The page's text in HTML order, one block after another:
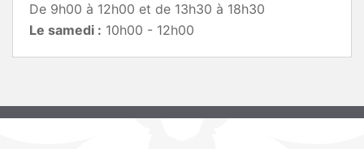
De 9h00 à 12h00 et de 13h30 à 18h30
Le samedi : 10h00 - 12h00